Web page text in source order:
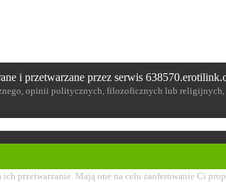
i przetwarzane przez serwis
opinii politycznych, filozoficznych lub
przetwarzanie. Mają one na celu zaoferowanie Ci